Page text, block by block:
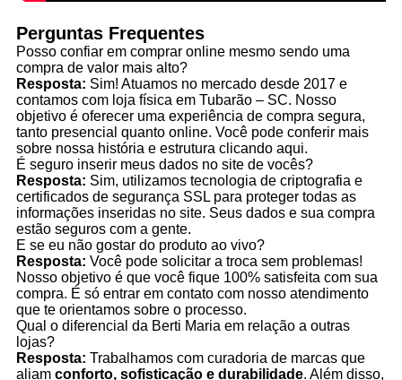
Perguntas Frequentes
Posso confiar em comprar online mesmo sendo uma
compra de valor mais alto?
Resposta: Sim! Atuamos no mercado desde 2017 e
contamos com loja física em Tubarão – SC. Nosso
objetivo é oferecer uma experiência de compra segura,
tanto presencial quanto online. Você pode conferir mais
sobre nossa história e estrutura clicando aqui.
É seguro inserir meus dados no site de vocês?
Resposta: Sim, utilizamos tecnologia de criptografia e
certificados de segurança SSL para proteger todas as
informações inseridas no site. Seus dados e sua compra
estão seguros com a gente.
E se eu não gostar do produto ao vivo?
Resposta: Você pode solicitar a troca sem problemas!
Nosso objetivo é que você fique 100% satisfeita com sua
compra. É só entrar em contato com nosso atendimento
que te orientamos sobre o processo.
Qual o diferencial da Berti Maria em relação a outras
lojas?
Resposta: Trabalhamos com curadoria de marcas que
aliam conforto, sofisticação e durabilidade. Além disso,